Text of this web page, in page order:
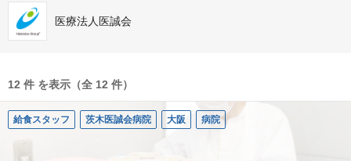
医療法人医誠会
12 件 を表示（全 12 件）
給食スタッフ 茨木医誠会病院 大阪 病院